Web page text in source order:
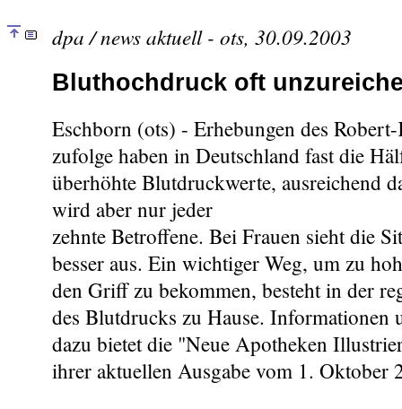
dpa / news aktuell - ots, 30.09.2003
Bluthochdruck oft
Eschborn (ots) - Erhebungen des
zufolge haben in Deutschland fast die
überhöhte Blutdruckwerte, ausreichend
wird aber nur jeder
zehnte Betroffene. Bei Frauen sieht die
besser aus. Ein wichtiger Weg, um zu
den Griff zu bekommen, besteht in der
des Blutdrucks zu Hause. Informationen
dazu bietet die "Neue Apotheken
ihrer aktuellen Ausgabe vom 1. Oktober